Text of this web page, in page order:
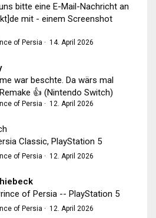
bitte eine E-Mail-Nachricht an
mit - einem Screenshot
of Persia · 14. April 2026
war beschte. Da wärs mal
👍 (Nintendo Switch)
of Persia · 12. April 2026
Classic, PlayStation 5
of Persia · 12. April 2026
of Persia -- PlayStation 5
of Persia · 12. April 2026